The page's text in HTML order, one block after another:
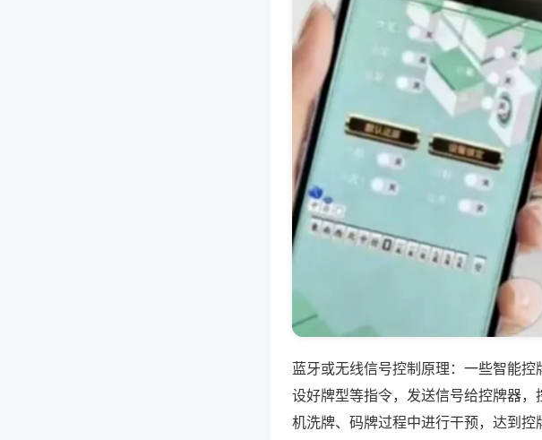
蓝牙或无线信号控制原理：一些智能
设好牌型等指令，发送信号给控牌器
机洗牌、码牌过程中进行干预，达到控